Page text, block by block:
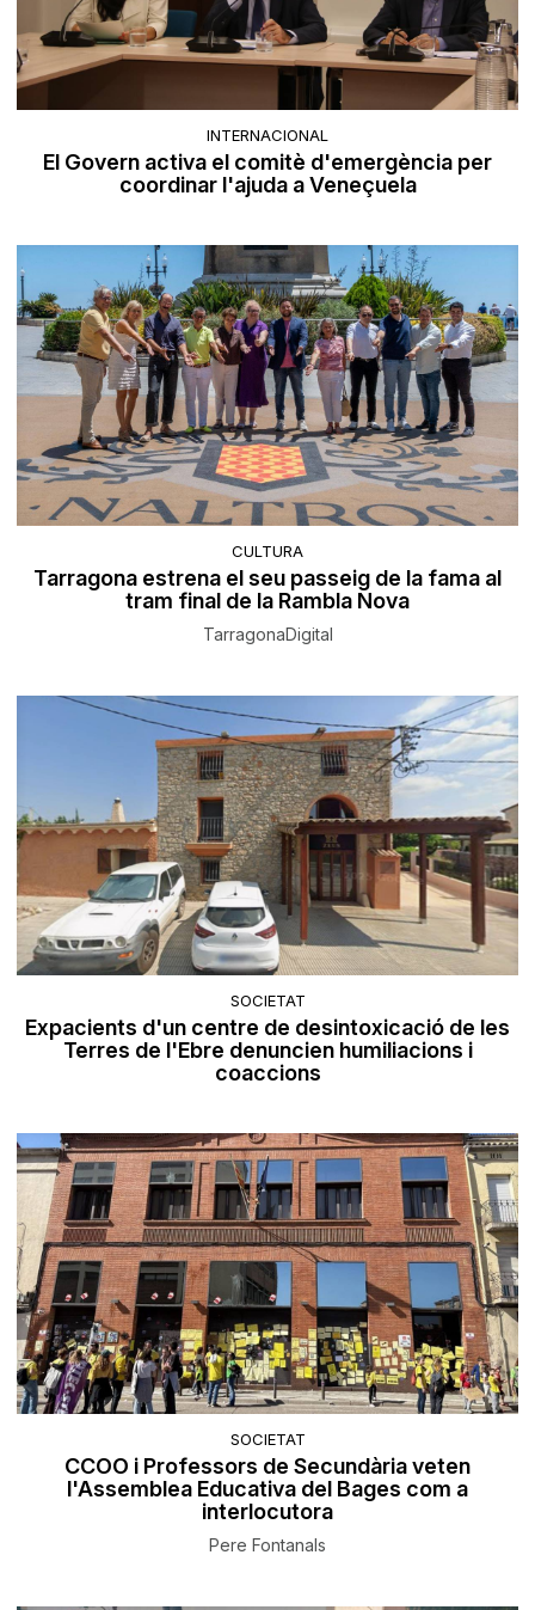
INTERNACIONAL
El Govern activa el comitè d'emergència per
coordinar l'ajuda a Veneçuela
CULTURA
Tarragona estrena el seu passeig de la fama al
tram final de la Rambla Nova
TarragonaDigital
SOCIETAT
Expacients d'un centre de desintoxicació de les
Terres de l'Ebre denuncien humiliacions i
coaccions
SOCIETAT
CCOO i Professors de Secundària veten
l'Assemblea Educativa del Bages com a
interlocutora
Pere Fontanals